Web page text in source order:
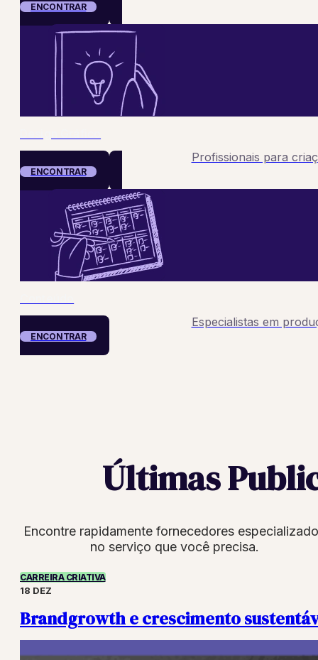
ENCONTRAR
Profissionais para
ENCONTRAR
Especialistas em
ENCONTRAR
Últimas
Encontre rapidamente fornecedores
no serviço que você precisa.
CARREIRA CRIATIVA
18 DEZ
Brandgrowth e crescimento